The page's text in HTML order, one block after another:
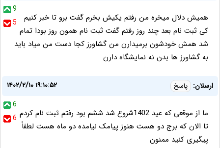
9
5
همیش دلال میخره من رفتم یکیش بخرم گفت برو تا خبر کنیم
کی ثبت نام بعد چند روز رفتم گفت ثبت نام همون روز بودا تمام
شد همش خودشون برمیدارن من گشاورز کجا دست من میاد باید
به گشاورز ها بدن نه نمایشگاه دارن
ارسلان: پاسخ
۱۴۰۲/۲/۱۰ ۱۹:۱۰:۵۲
6
6 ما از موقعی که عید 1402شروع شد ششم بود رفتم ثبت نام کردم
تا الان که برج دو هست هنوز پیامک نیامده دو ماه هست لطفاً
پیگیری کنید ممنون